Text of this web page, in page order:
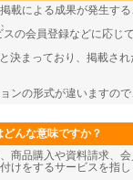
載による成果が発生す
スの会員登録などに応
決まっており、掲載さ
ンの形式が違いますの
どんな意味ですか？
商品購入や資料請求、
けをするサービスを指